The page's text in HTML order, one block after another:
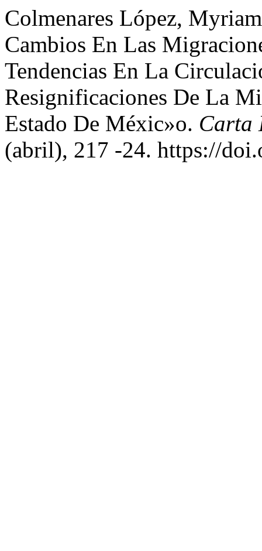
Colmenares López,
Cambios En Las
Tendencias En La
Resignificaciones De La
Estado De Méxic»o. Carta
(abril), 217 -24. https://